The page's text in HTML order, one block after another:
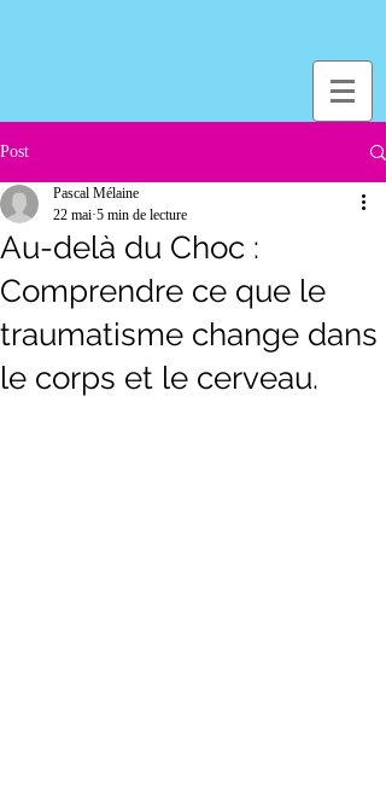
Post
Au-delà du Choc :
Comprendre ce que le
traumatisme change dans
le corps et le cerveau.
Pascal Mélaine
22 mai 5 min de lecture